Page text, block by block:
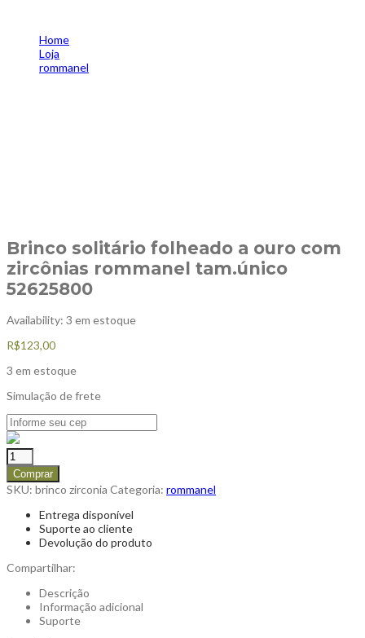
Home
Loja
rommanel
Brinco solitário folheado a ouro com
zircônias rommanel tam.único
52625800
Availability: 3 em estoque
R$123,00
3 em estoque
Simulação de frete
Comprar
SKU: brinco zirconia Categoria: rommanel
Entrega disponível
Suporte ao cliente
Devolução do produto
Compartilhar:
Descrição
Informação adicional
Suporte